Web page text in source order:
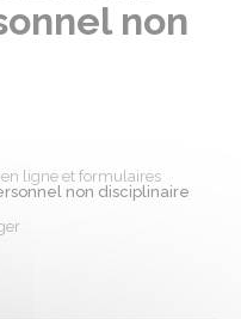
non
en ligne et formulaires
non disciplinaire